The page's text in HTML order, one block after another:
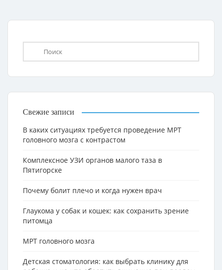
Свежие записи
В каких ситуациях требуется проведение МРТ
головного мозга с контрастом
Комплексное УЗИ органов малого таза в
Пятигорске
Почему болит плечо и когда нужен врач
Глаукома у собак и кошек: как сохранить зрение
питомца
МРТ головного мозга
Детская стоматология: как выбрать клинику для